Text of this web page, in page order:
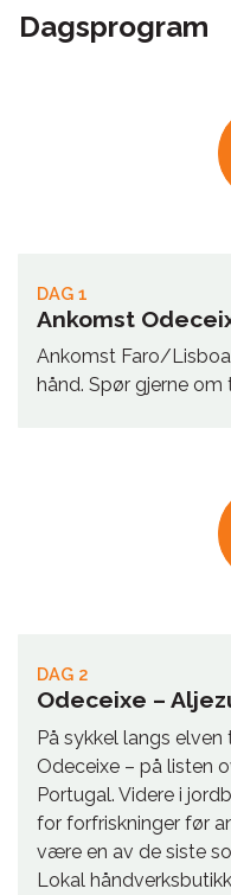
Dagsprogram
DAG 1
Ankomst
Ankomst Faro/
hånd. Spør gjerne om
DAG 2
Odeceixe –
På sykkel langs
Odeceixe – på listen
Portugal. Videre i
for forfriskninger før
være en av de siste
Lokal